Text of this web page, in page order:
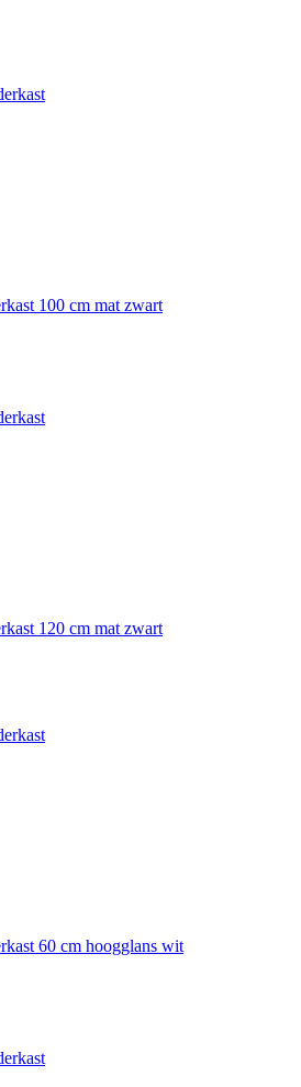
100 cm mat zwart
120 cm mat zwart
60 cm hoogglans wit